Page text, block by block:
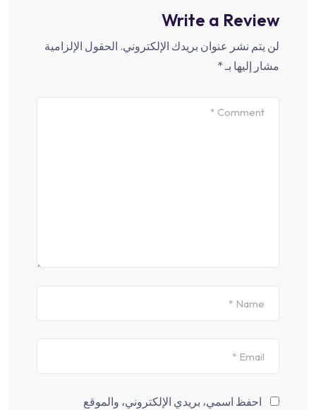
Write a Review
لن يتم نشر عنوان بريدك الإلكتروني. الحقول الإلزامية
مشار إليها بـ*
احفظ اسمي، بريدي الإلكتروني، والموقع